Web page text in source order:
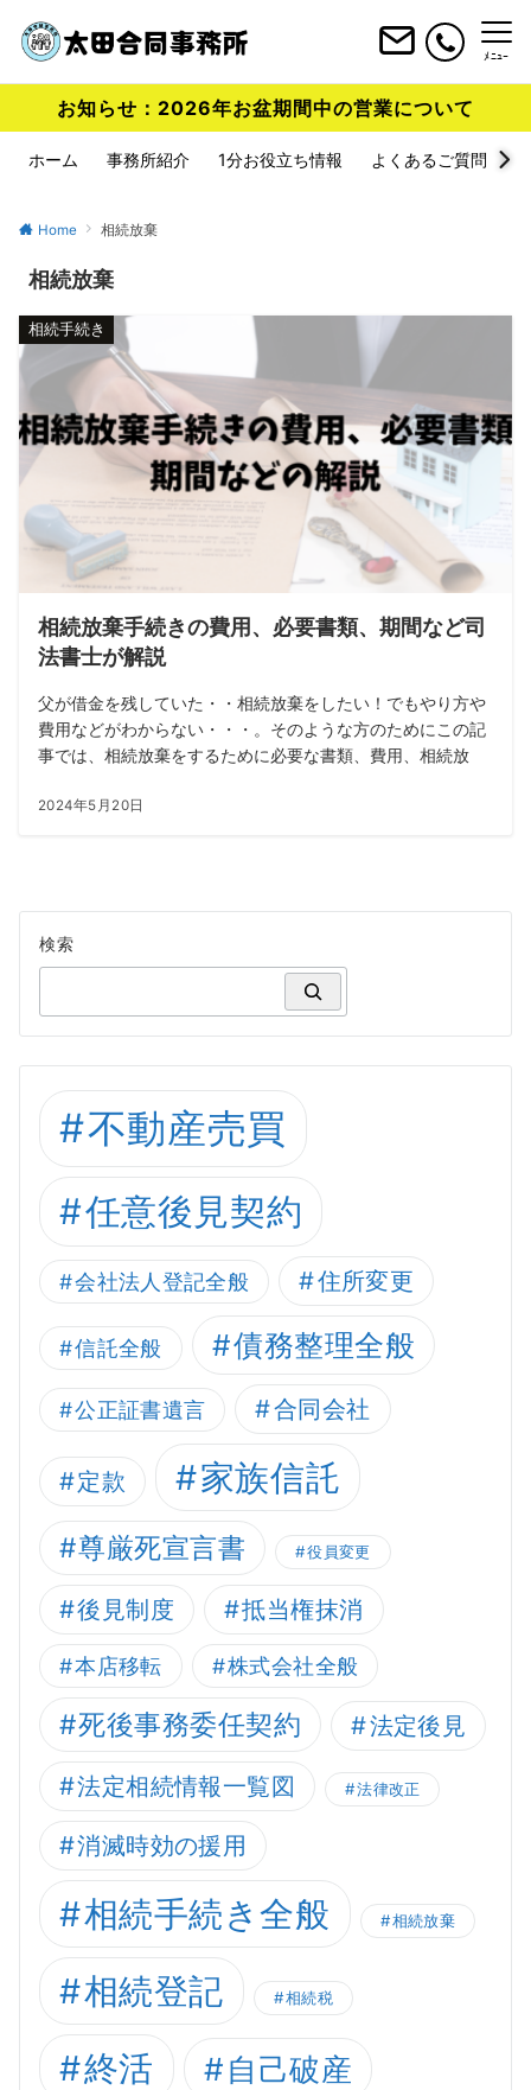
ﾒﾆｭｰ
お知らせ：2026年お盆期間中の営業について
ホーム 事務所紹介 1分お役立ち情報 よくあるご質問
Home 相続放棄
相続放棄
相続手続き
相続放棄手続きの費用、必要書類、期間など司
法書士が解説
父が借金を残していた・・相続放棄をしたい！でもやり方や
費用などがわからない・・・。そのような方のためにこの記
事では、相続放棄をするために必要な書類、費用、相続放
2024年5月20日
検索
不動産売買
任意後見契約
会社法人登記全般 住所変更
信託全般 債務整理全般
公正証書遺言 合同会社
定款 家族信託
尊厳死宣言書 役員変更
後見制度 抵当権抹消
本店移転 株式会社全般
死後事務委任契約 法定後見
法定相続情報一覧図 法律改正
消滅時効の援用
相続手続き全般 相続放棄
相続登記 相続税
終活 自己破産